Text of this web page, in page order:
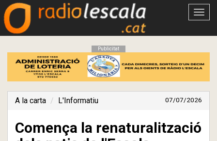
Obrir
Publicitat
A la carta L'Informatiu 07/07/2026
Comença la renaturalització